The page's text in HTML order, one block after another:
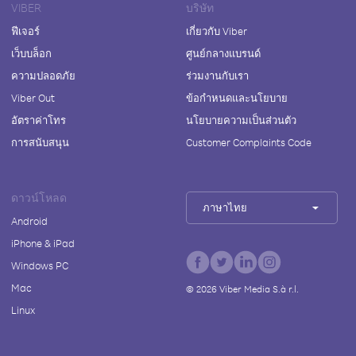
VIBER
ฟีเจอร์
เว็บบล็อก
ความปลอดภัย
Viber Out
อัตราค่าโทร
การสนับสนุน
บริษัท
เกี่ยวกับ Viber
ศูนย์กลางแบรนด์
ร่วมงานกับเรา
ข้อกำหนดและนโยบาย
นโยบายความเป็นส่วนตัว
Customer Complaints Code
ดาวน์โหลด
Android
iPhone & iPad
Windows PC
Mac
Linux
ภาษาไทย
© 2026Viber Media S.à r.l.